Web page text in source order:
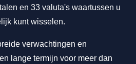
en 33 valuta's waartussen u
kunt wisselen.
verwachtingen en
lange termijn voor meer dan